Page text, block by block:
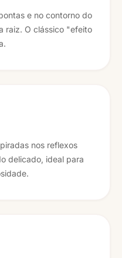
e no contorno do
raiz. O clássico "efeito
nos reflexos
delicado, ideal para